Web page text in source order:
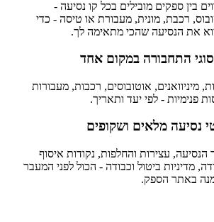
בין ספקים מובילים בכל קו נסיעה -
רכבת, מונית, מעבורת או טיסה - כדי
את הנסיעה שהכי מתאימה לך.
התחבורה במקום אחד
מיניוואנים, אוטובוסים, רכבות, מעבורות
פנימיות - לפי יעד ותאריך.
נסיעה מלאים ושקופים
עצירות והחלפות, נקודות איסוף
מדיניות ביטול וכבודה - הכול לפני המעבר
באתר הספק.